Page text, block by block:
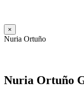
×
Nuria Ortuño
Nuria Ortuño